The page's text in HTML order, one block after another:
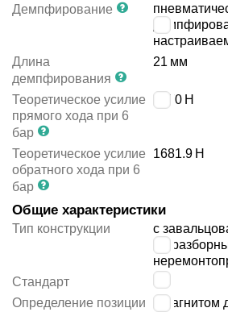
Демпфирование
Длина
демпфирования
21 мм
Теоретическое усилие
прямого хода при 6
бар
1870 Н
Теоретическое усилие
обратного хода при 6
бар
1681.9 Н
Общие характеристики
Тип конструкции
с
Стандарт
Определение позиции
с магнитом